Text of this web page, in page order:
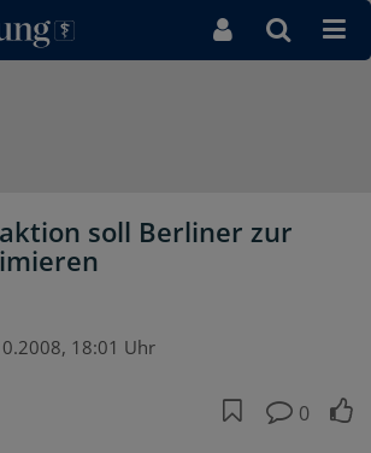
soll Berliner zur
18:01 Uhr
0